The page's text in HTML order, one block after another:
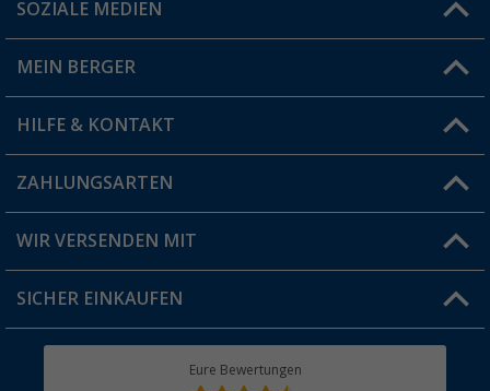
Du hast eine Frage?
Filiale finden
SOZIALE MEDIEN
MEIN BERGER
Vorteilskarte
Blog
Jobs & Karriere
HILFE & KONTAKT
FAQ & Kontakt
Versandinformationen
Rücksendung
ZAHLUNGSARTEN
WIR VERSENDEN MIT
SICHER EINKAUFEN
Eure Bewertungen